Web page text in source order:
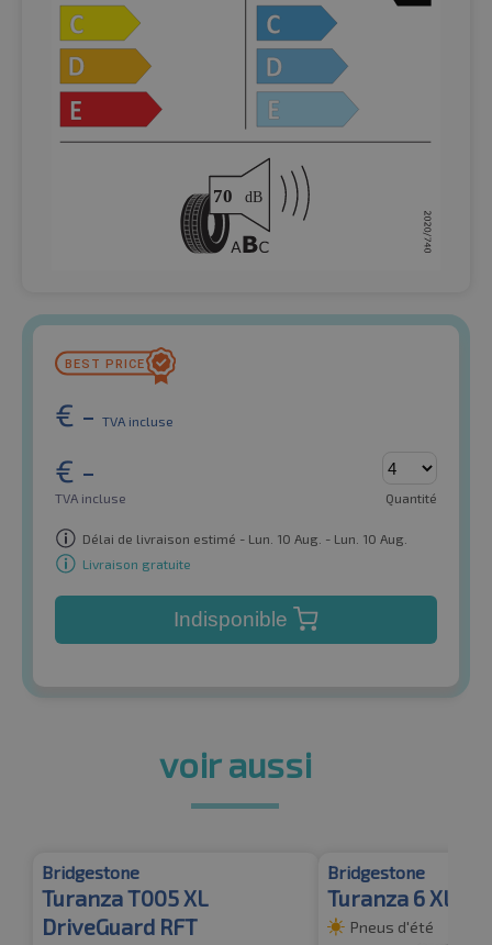
€ - TVA incluse
€ -
TVA incluse Quantité
Délai de livraison estimé - Lun. 10 Aug. - Lun. 10 Aug.
Livraison gratuite
Indisponible
voir aussi
Bridgestone
Turanza T005 XL
DriveGuard RFT
Bridgestone
Turanza 6 XL
Pneus d'été